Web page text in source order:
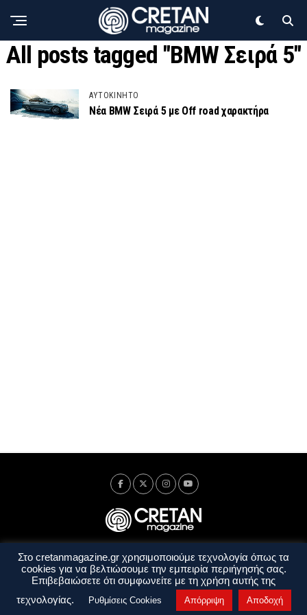
All posts tagged "BMW Σειρά 5"
ΑΥΤΟΚΙΝΗΤΟ
Νέα BMW Σειρά 5 με Οff road χαρακτήρα
Ταυτότητα Πολιτική Απορρήτου
Όροι Χρήσης
Όροι και Προϋποθέσεις
Στο cretanmagazine.gr χρησιμοποιούμε τεχνολογία όπως τα
cookies για να βελτιώσουμε την εμπειρία περιήγησής σας.
Επιβεβαιώσετε ότι συμφωνείτε με τη χρήση αυτής της
τεχνολογίας.
Ρυθμίσεις Cookies Απόρριψη Αποδοχή